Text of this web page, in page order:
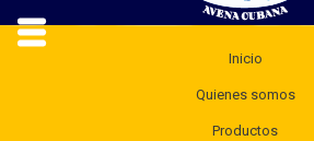
Inicio
Quienes somos
Productos